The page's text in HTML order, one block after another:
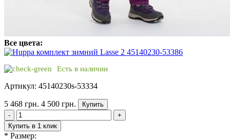
Все цвета:
Есть в наличии
Артикул: 45140230s-53334
5 468 грн. 4 500 грн.
Купить
-
+
Купить в 1 клик
* Размер: